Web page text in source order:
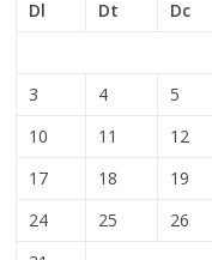
Dl
Dt Dc
3
4 5
10
11 12
17
18 19
24
25 26